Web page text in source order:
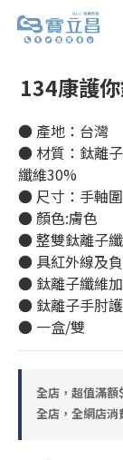
134康護
● 產地：台灣
● 材質：鈦離
纖維30%
● 尺寸：手軸
● 顏色:膚色
● 整雙鈦離子
● 具紅外線及
● 鈦離子纖維
● 鈦離子手肘
● 一盒/雙
全店，超值滿
全店，全網店